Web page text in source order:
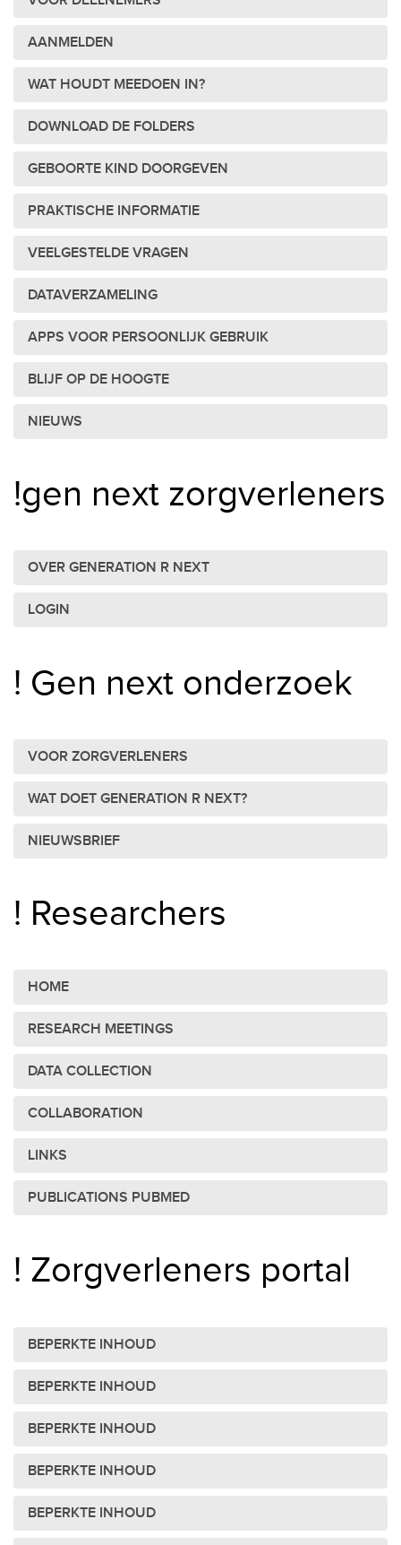
AANMELDEN
WAT HOUDT MEEDOEN IN?
DOWNLOAD DE FOLDERS
GEBOORTE KIND DOORGEVEN
PRAKTISCHE INFORMATIE
VEELGESTELDE VRAGEN
DATAVERZAMELING
APPS VOOR PERSOONLIJK GEBRUIK
BLIJF OP DE HOOGTE
NIEUWS
!gen next zorgverleners
OVER GENERATION R NEXT
LOGIN
! Gen next onderzoek
VOOR ZORGVERLENERS
WAT DOET GENERATION R NEXT?
NIEUWSBRIEF
! Researchers
HOME
RESEARCH MEETINGS
DATA COLLECTION
COLLABORATION
LINKS
PUBLICATIONS PUBMED
! Zorgverleners portal
BEPERKTE INHOUD
BEPERKTE INHOUD
BEPERKTE INHOUD
BEPERKTE INHOUD
BEPERKTE INHOUD